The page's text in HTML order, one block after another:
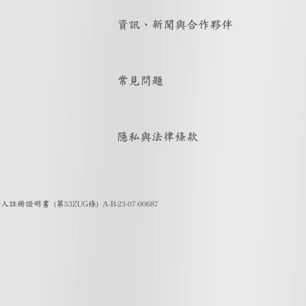
資訊、新聞與合作夥伴
常見問題
隱私與法律條款
註冊證明書 (第53ZUG條) A-B-23-07-00687